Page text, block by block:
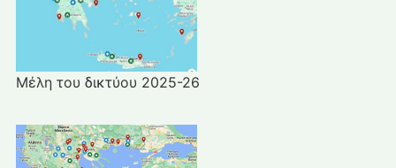
Μέλη του δικτύου 2025-26